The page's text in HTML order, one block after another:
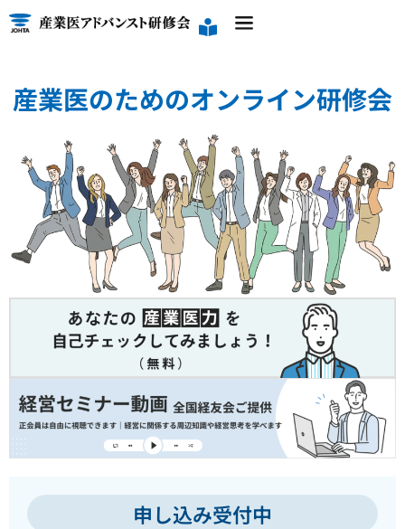
産業医のためのオンライン研修会
申し込み受付中